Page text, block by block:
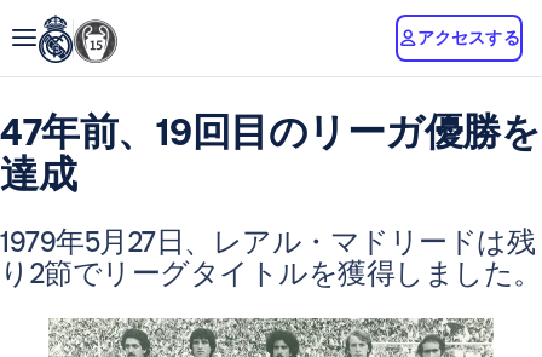
アクセスする
47年前、19回目のリーガ優勝を
達成
1979年5月27日、レアル・マドリードは残
り2節でリーグタイトルを獲得しました。